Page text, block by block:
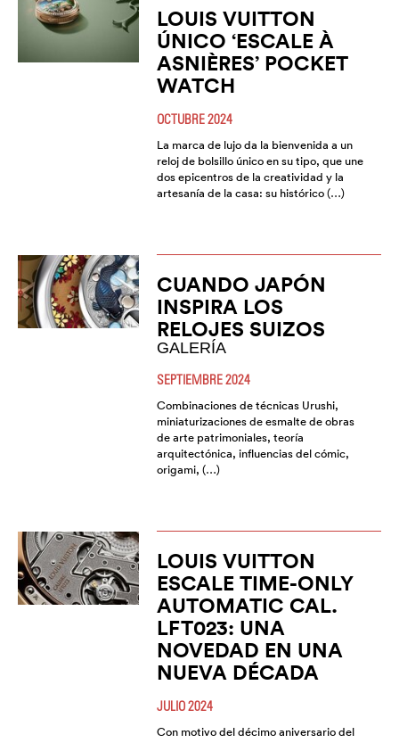
LOUIS VUITTON
ÚNICO ‘ESCALE À
ASNIÈRES’ POCKET
WATCH
OCTUBRE 2024
La marca de lujo da la bienvenida a un
reloj de bolsillo único en su tipo, que une
dos epicentros de la creatividad y la
artesanía de la casa: su histórico (…)
CUANDO JAPÓN
INSPIRA LOS
RELOJES SUIZOS
GALERÍA
SEPTIEMBRE 2024
Combinaciones de técnicas Urushi,
miniaturizaciones de esmalte de obras
de arte patrimoniales, teoría
arquitectónica, influencias del cómic,
origami, (…)
LOUIS VUITTON
ESCALE TIME-ONLY
AUTOMATIC CAL.
LFT023: UNA
NOVEDAD EN UNA
NUEVA DÉCADA
JULIO 2024
Con motivo del décimo aniversario del